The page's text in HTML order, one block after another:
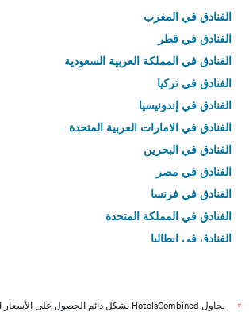
الفنادق في المغرب
الفنادق في قطر
الفنادق في المملكة العربية السعودية
الفنادق في تركيا
الفنادق في إندونيسيا
الفنادق في الامارات العربية المتحدة
الفنادق في البحرين
الفنادق في مصر
الفنادق في فرنسا
الفنادق في المملكة المتحدة
الفنادق في إيطاليا
* يحاول HotelsCombined بشكل دائم الحصول على الأسعار الدقيقة، ولكن